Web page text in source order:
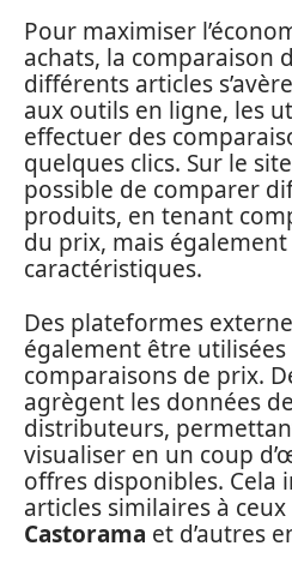
Pour maximiser
achats, la comparaison
différents articles
aux outils en ligne, les
effectuer des
quelques clics. Sur le site
possible de comparer
produits, en tenant
du prix, mais également
caractéristiques.
Des plateformes
également être
comparaisons de prix.
agrègent les données
distributeurs,
visualiser en un coup
offres disponibles. Cela
articles similaires à
Castorama et d’autres